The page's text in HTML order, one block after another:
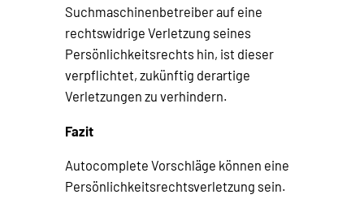
Suchmaschinenbetreiber auf eine
rechtswidrige Verletzung seines
Persönlichkeitsrechts hin, ist dieser
verpflichtet, zukünftig derartige
Verletzungen zu verhindern.
Fazit
Autocomplete Vorschläge können eine
Persönlichkeitsrechtsverletzung sein.